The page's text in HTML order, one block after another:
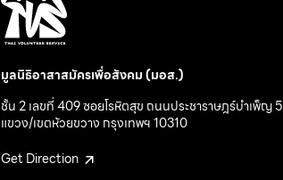
มูลนิธิอาสาสมัครเพื่อสังคม (มอส.)
ชั้น 2 เลขที่ 409 ซอยโรหิตสุข ถนนประชาราษฎร์บำเพ็ญ 5
แขวง/เขตห้วยขวาง กรุงเทพฯ 10310
Get Direction